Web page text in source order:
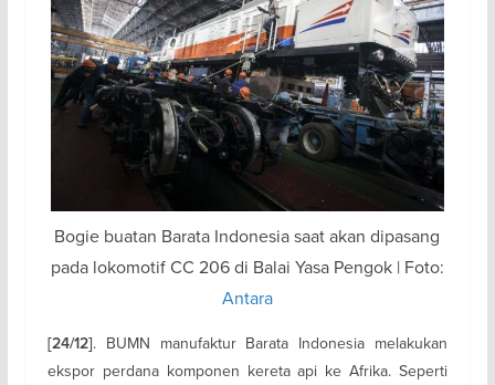
Bogie buatan Barata Indonesia saat akan dipasang
pada lokomotif CC 206 di Balai Yasa Pengok | Foto:
Antara
[24/12]. BUMN manufaktur Barata Indonesia melakukan
ekspor perdana komponen kereta api ke Afrika. Seperti